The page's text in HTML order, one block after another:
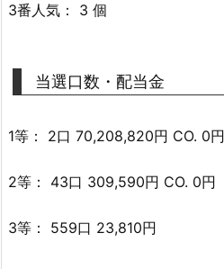
3番人気： 3 個
当選口数・配当金
1等： 2口 70,208,820円 CO. 0円
2等： 43口 309,590円 CO. 0円
3等： 559口 23,810円